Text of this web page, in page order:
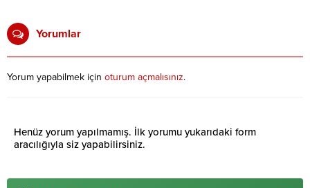
Yorumlar
Yorum yapabilmek için oturum açmalısınız.
Henüz yorum yapılmamış. İlk yorumu yukarıdaki form
aracılığıyla siz yapabilirsiniz.